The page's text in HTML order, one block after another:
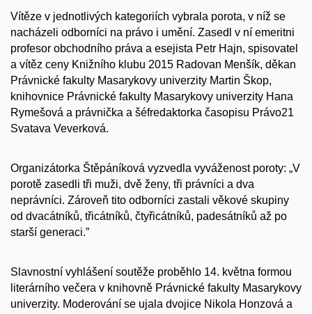
Vítěze v jednotlivých kategoriích vybrala porota, v níž se
nacházeli odborníci na právo i umění. Zasedl v ní emeritni
profesor obchodního práva a esejista Petr Hajn, spisovatel
a vítěz ceny Knižního klubu 2015 Radovan Menšík, děkan
Právnické fakulty Masarykovy univerzity Martin Škop,
knihovnice Právnické fakulty Masarykovy univerzity Hana
Rymešová a právnička a šéfredaktorka časopisu Právo21
Svatava Veverková.
Organizátorka Štěpáníková vyzvedla vyváženost poroty: „V
porotě zasedli tři muži, dvě ženy, tři právníci a dva
neprávníci. Zároveň tito odborníci zastali věkové skupiny
od dvacátníků, třicátníků, čtyřicátníků, padesátníků až po
starší generaci.”
Slavnostní vyhlášení soutěže proběhlo 14. května formou
literárního večera v knihovně Právnické fakulty Masarykovy
univerzity. Moderování se ujala dvojice Nikola Honzová a